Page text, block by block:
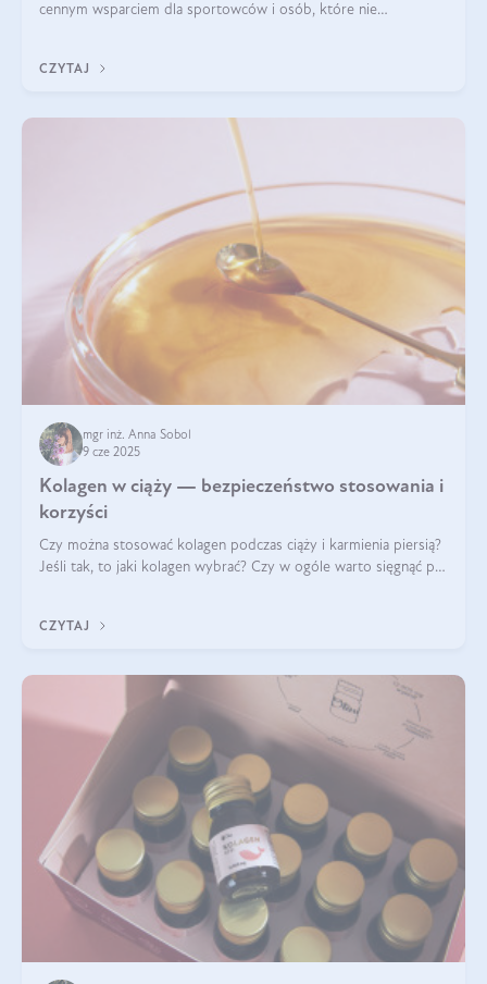
cennym wsparciem dla sportowców i osób, które nie
CZYTAJ
mgr inż. Anna Sobol
9 cze 2025
Kolagen w ciąży — bezpieczeństwo stosowania i
korzyści
Czy można stosować kolagen podczas ciąży i karmienia piersią?
Jeśli tak, to jaki kolagen wybrać? Czy w ogóle warto sięgnąć po
CZYTAJ